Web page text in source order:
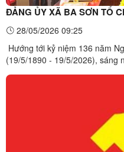
ĐẢNG ỦY XÃ BA SƠN TỔ
ĐỢT 19/5/2026
28/05/2026 09:25
Hướng tới kỷ niệm 136 năm
(19/5/1890 - 19/5/2026), sáng
đại diện lãnh đạo Ban Xây